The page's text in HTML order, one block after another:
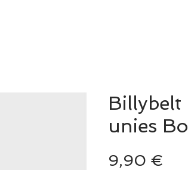
Billybelt
unies
9,90 €